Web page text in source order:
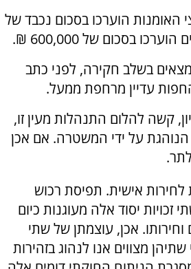
האומנות הוערכו בסכום נכבד של
בשלב חקירה, לפני כתב
עדיין מרחפת ממעל.
קשה להלום התנהלות מעין זו,
על ידי המשטרה. אם אכן
לחירות אישית. תפיסת רכוש
זכויות יסוד אלה מעוגנות כיום
אכן, עוצמתן של שתי
מצווים אנו לנהוג בזהירות